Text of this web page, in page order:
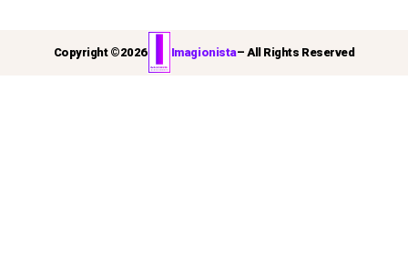
Copyright ©2026 Imagionista– All Rights Reserved